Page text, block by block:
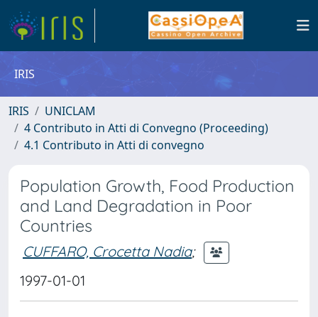
IRIS
IRIS
UNICLAM
4 Contributo in Atti di Convegno (Proceeding)
4.1 Contributo in Atti di convegno
Population Growth, Food Production
and Land Degradation in Poor
Countries
CUFFARO, Crocetta Nadia;
1997-01-01